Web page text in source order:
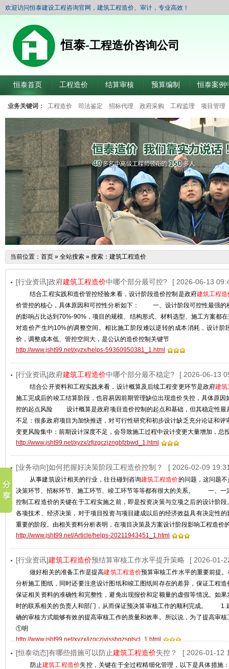
欢迎访问恒泰建设工程咨询官网，建筑工程造价、审计，专业高效！
恒泰-工程造价咨询公司
恒泰首页 工程造价 结算审核 预算编制 恒泰案例
业务关键词： 工程造价 司法鉴定 招标代理 政府采购 工程监理 项目管理
当前位置： 首页 » 全站搜索 » 搜索：建筑工程造价
[行业资讯]政府建筑工程造价中哪个部分最可控? [ 2026-06-13
结合工程实践和造价管控经验来看，‌设计阶段造价控制是政府建筑工程造
价管控的核心，具体原因和可控性分析如下： 一、设计阶段可控性最强
的影响占比达到‌70%-90%‌，项目的规模、结构形式、材料选型、施工方案都
对造价产生约10%的调整空间。相比施工阶段难以逆转的成本消耗，设计阶
价，调整成本低、管控空间大，是公认的造价控制关键节
http://www.jsht99.net/xyzx/helps-59360950381_1.html
[行业资讯]政府建筑工程造价中哪个部分最不稳定? [ 2026-06-13
结合公开资料和工程实践来看，‌设计概算及后续工程变更环节是政府建筑
施工完成后的竣工结算阶段，也容易因前期管理缺位出现造价失控，具体
控的起点风险 设计概算是政府项目造价控制的起点和基础，但其稳定性
不足：很多政府项目为加快推进，对可行性研究和初步设计缺乏充分论证
变更风险集中：前期设计深度不足，会导致施工过程中设计变更大量增加，总
http://www.jsht99.net/xyzx/zfjzgczjzngbfzbwd_1.html
[业务动向]如何把握好决策阶段工程造价控制？ [ 2026-02-09
从事建筑设计相关的行业，往往碰到咨询建筑工程造价的问题，这问题
决策环节、招标环节、施工环节、竣工环节等等都有很大的关系。 一
控制工程造价的关键在于工程实施之前，即是投资决策与立项之后的设计阶
各项技术、经济决策，对于项目投资与项目建成以后的经济效益具有决定性
重要的阶段。由相关资料分析表明，在项目决策及方案设计阶段影响工程
http://www.jsht99.net/Article/helps-20211943451_1.html
[行业资讯]建筑工程造价预结算审核工作水平提升策略 [ 2026-01-
做好相关的准备工作是提高建筑工程造价预算审核工作水平的重要前提
分析施工图纸，同时还要注意设计图纸和竣工图纸间存在的差异，保证工程
保证相关资料的准确性和完整性，避免出现报价和定额量的虚假等情况。如
时的联系相关的负责人和部门，从而保证预决算审核工作的顺利完成。
确的审核方式能够有效的提高审核工作的质量和效率。所以说，为了提高审
①明
http://www.jsht99.net/xyzx/jzgczjyjsshgzsptscl_1.html
[恒泰动态]有哪些措施可以防止建筑工程造价失控？ [ 2026-01-12
防止建筑工程造价失控，关键在于全过程精细化管理，以下是具